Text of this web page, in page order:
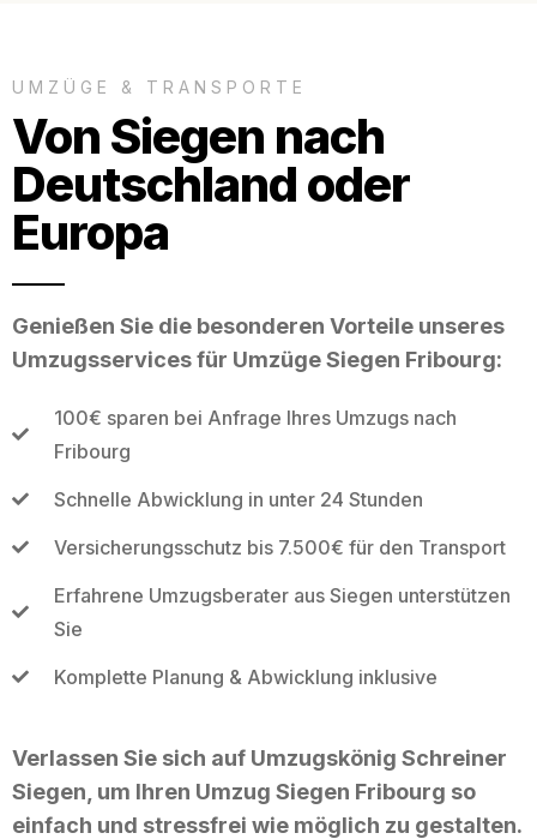
UMZÜGE & TRANSPORTE
Von Siegen nach
Deutschland oder
Europa
Genießen Sie die besonderen Vorteile unseres
Umzugsservices für Umzüge Siegen Fribourg:
100€ sparen bei Anfrage Ihres Umzugs nach
Fribourg
Schnelle Abwicklung in unter 24 Stunden
Versicherungsschutz bis 7.500€ für den Transport
Erfahrene Umzugsberater aus Siegen unterstützen
Sie
Komplette Planung & Abwicklung inklusive
Verlassen Sie sich auf Umzugskönig Schreiner
Siegen, um Ihren Umzug Siegen Fribourg so
einfach und stressfrei wie möglich zu gestalten.